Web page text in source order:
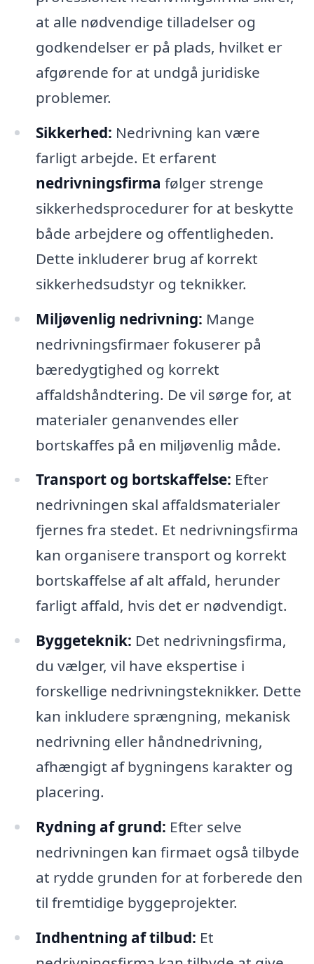
at alle nødvendige tilladelser og
godkendelser er på plads, hvilket er
afgørende for at undgå juridiske
problemer.
Sikkerhed: Nedrivning kan være
farligt arbejde. Et erfarent
nedrivningsfirma følger strenge
sikkerhedsprocedurer for at beskytte
både arbejdere og offentligheden.
Dette inkluderer brug af korrekt
sikkerhedsudstyr og teknikker.
Miljøvenlig nedrivning: Mange
nedrivningsfirmaer fokuserer på
bæredygtighed og korrekt
affaldshåndtering. De vil sørge for, at
materialer genanvendes eller
bortskaffes på en miljøvenlig måde.
Transport og bortskaffelse: Efter
nedrivningen skal affaldsmaterialer
fjernes fra stedet. Et nedrivningsfirma
kan organisere transport og korrekt
bortskaffelse af alt affald, herunder
farligt affald, hvis det er nødvendigt.
Byggeteknik: Det nedrivningsfirma,
du vælger, vil have ekspertise i
forskellige nedrivningsteknikker. Dette
kan inkludere sprængning, mekanisk
nedrivning eller håndnedrivning,
afhængigt af bygningens karakter og
placering.
Rydning af grund: Efter selve
nedrivningen kan firmaet også tilbyde
at rydde grunden for at forberede den
til fremtidige byggeprojekter.
Indhentning af tilbud: Et